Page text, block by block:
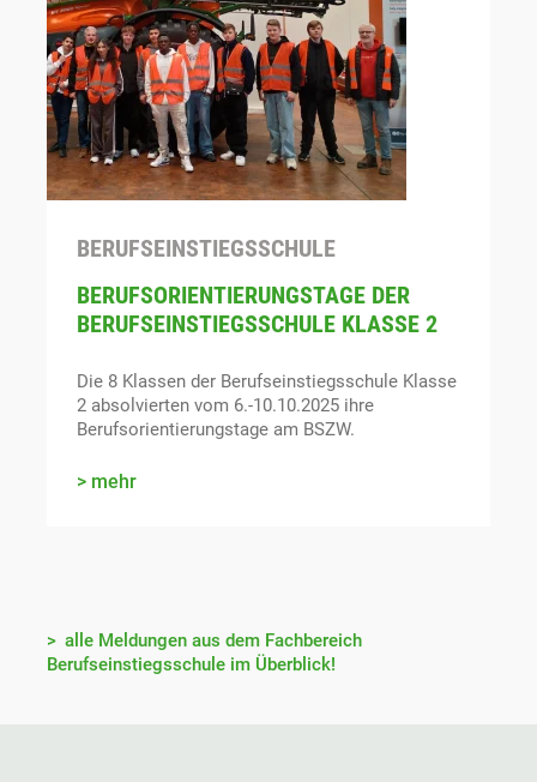
BERUFSEINSTIEGSSCHULE
BERUFSORIENTIERUNGSTAGE DER
BERUFSEINSTIEGSSCHULE KLASSE 2
Die 8 Klassen der Berufseinstiegsschule Klasse
2 absolvierten vom 6.-10.10.2025 ihre
Berufsorientierungstage am BSZW.
mehr
alle Meldungen aus dem Fachbereich
Berufseinstiegsschule im Überblick!